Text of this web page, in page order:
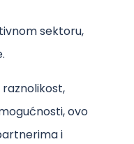
sektoru,
ovo
i